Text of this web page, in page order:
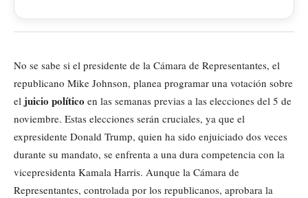
No se sabe si el presidente de la Cámara de Representantes, el
republicano Mike Johnson, planea programar una votación sobre
el juicio político en las semanas previas a las elecciones del 5 de
noviembre. Estas elecciones serán cruciales, ya que el
expresidente Donald Trump, quien ha sido enjuiciado dos veces
durante su mandato, se enfrenta a una dura competencia con la
vicepresidenta Kamala Harris. Aunque la Cámara de
Representantes, controlada por los republicanos, aprobara la